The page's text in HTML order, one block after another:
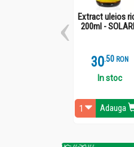
Extract uleios
200ml -
30.5 RON
In stoc
Adauga